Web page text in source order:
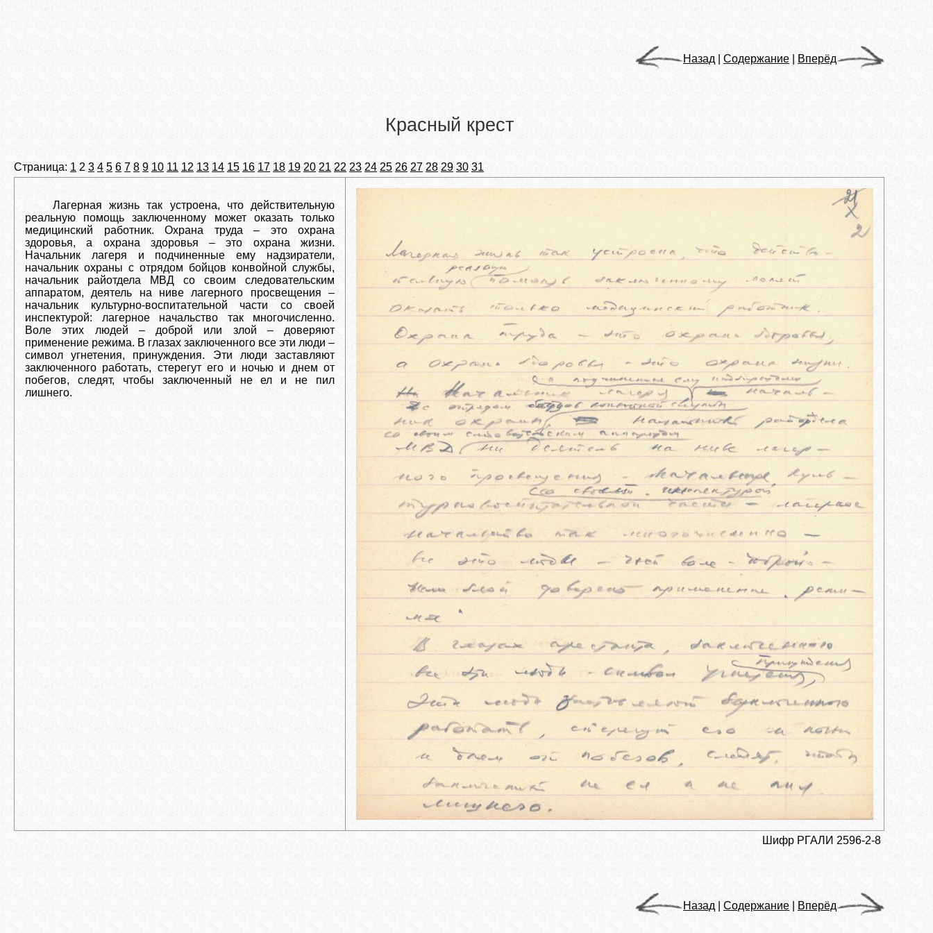
Назад Содержание Вперёд
Красный крест
Страница: 1 2 3 4 5 6 7 8 9 10 11 12 13 14 15 16 17 18 19 20 21 22 23 24 25 26 27 28 29 30 31
Лагерная жизнь так устроена, что действительную
реальную помощь заключенному может оказать только
медицинский работник. Охрана труда – это охрана
здоровья, а охрана здоровья – это охрана жизни.
Начальник лагеря и подчиненные ему надзиратели,
начальник охраны с отрядом бойцов конвойной службы,
начальник райотдела МВД со своим следовательским
аппаратом, деятель на ниве лагерного просвещения –
начальник культурно-воспитательной части со своей
инспектурой: лагерное начальство так многочисленно.
Воле этих людей – доброй или злой – доверяют
применение режима. В глазах заключенного все эти люди –
символ угнетения, принуждения. Эти люди заставляют
заключенного работать, стерегут его и ночью и днем от
побегов, следят, чтобы заключенный не ел и не пил
лишнего.
Шифр РГАЛИ 2596-2-8
Назад Содержание Вперёд